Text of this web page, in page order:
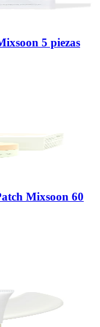
5 piezas
Mixsoon 60